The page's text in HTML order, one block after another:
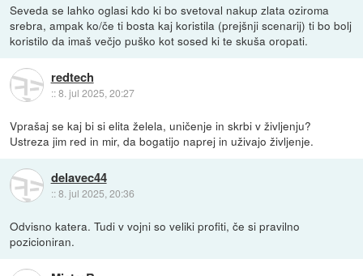
Seveda se lahko oglasi kdo ki bo svetoval nakup zlata oziroma
srebra, ampak ko/če ti bosta kaj koristila (prejšnji scenarij) ti bo bolj
koristilo da imaš večjo puško kot sosed ki te skuša oropati.
redtech
::8. jul 2025, 20:27
Vprašaj se kaj bi si elita želela, uničenje in skrbi v življenju?
Ustreza jim red in mir, da bogatijo naprej in uživajo življenje.
delavec44
::8. jul 2025, 20:36
Odvisno katera. Tudi v vojni so veliki profiti, če si pravilno
pozicioniran.